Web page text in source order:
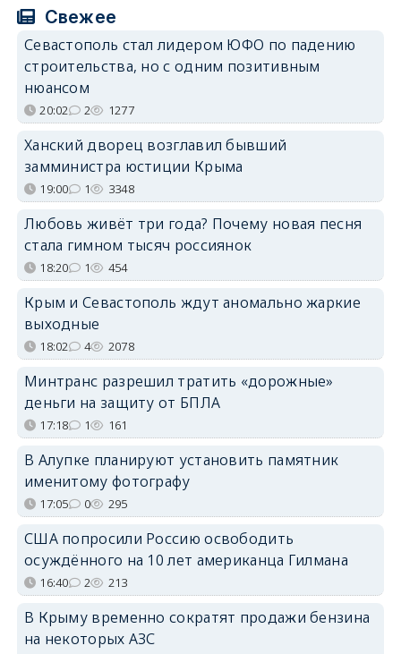
Свежее
Севастополь стал лидером ЮФО по падению
строительства, но с одним позитивным
нюансом
20:02 2 1277
Ханский дворец возглавил бывший
замминистра юстиции Крыма
19:00 1 3348
Любовь живёт три года? Почему новая песня
стала гимном тысяч россиянок
18:20 1 454
Крым и Севастополь ждут аномально жаркие
выходные
18:02 4 2078
Минтранс разрешил тратить «дорожные»
деньги на защиту от БПЛА
17:18 1 161
В Алупке планируют установить памятник
именитому фотографу
17:05 0 295
США попросили Россию освободить
осуждённого на 10 лет американца Гилмана
16:40 2 213
В Крыму временно сократят продажи бензина
на некоторых АЗС